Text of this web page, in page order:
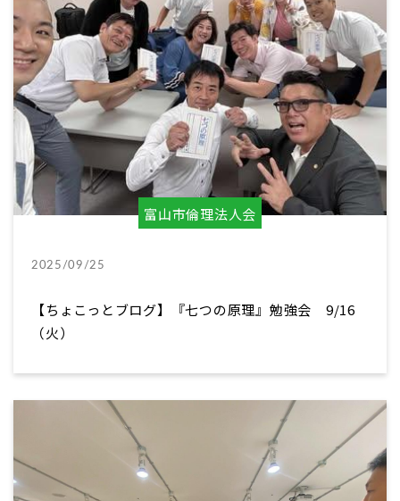
富山市倫理法人会
2025/09/25
【ちょこっとブログ】『七つの原理』勉強会 9/16
（火）